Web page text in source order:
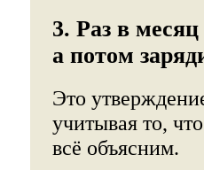
3. Раз в
а потом
Это
учитывая то,
всё объясним.